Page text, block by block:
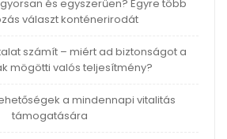
és egyszerűen? Egyre több
választ konténerirodát
számít – miért ad biztonságot a
mögötti valós teljesítmény?
a mindennapi vitalitás
támogatására